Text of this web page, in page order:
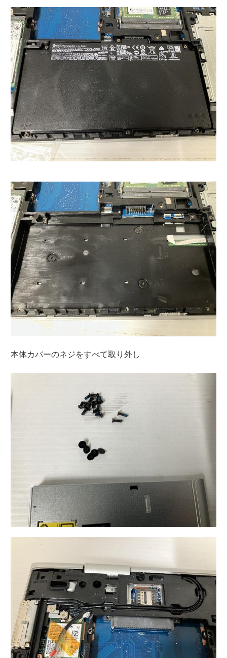
本体カバーのネジをすべて取り外し